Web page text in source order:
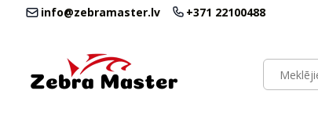
info@zebramaster.lv +371 22100488